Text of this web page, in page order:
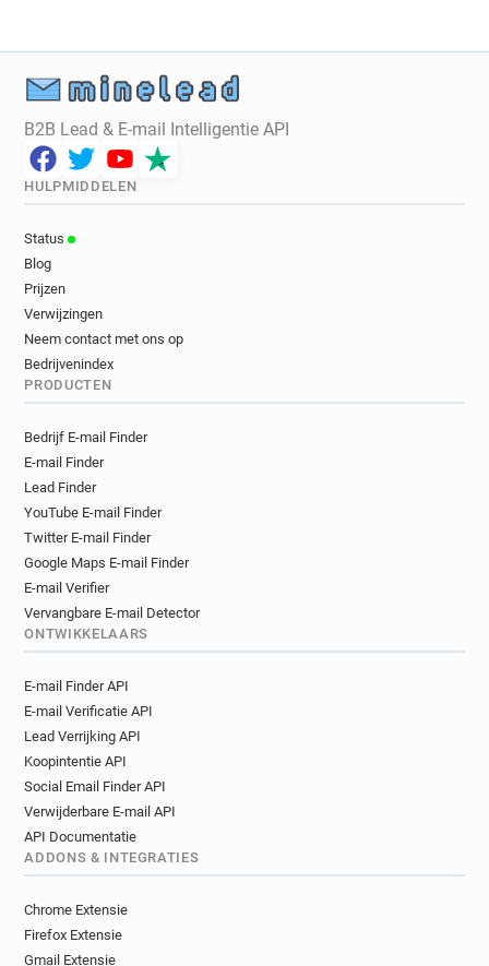
B2B Lead & E-mail Intelligentie API
HULPMIDDELEN
Status
Blog
Prijzen
Verwijzingen
Neem contact met ons op
Bedrijvenindex
PRODUCTEN
Bedrijf E-mail Finder
E-mail Finder
Lead Finder
YouTube E-mail Finder
Twitter E-mail Finder
Google Maps E-mail Finder
E-mail Verifier
Vervangbare E-mail Detector
ONTWIKKELAARS
E-mail Finder API
E-mail Verificatie API
Lead Verrijking API
Koopintentie API
Social Email Finder API
Verwijderbare E-mail API
API Documentatie
ADDONS & INTEGRATIES
Chrome Extensie
Firefox Extensie
Gmail Extensie